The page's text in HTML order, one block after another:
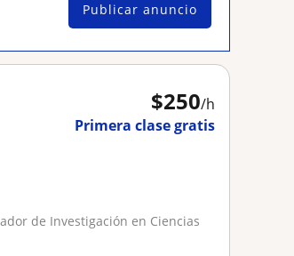
Publicar anuncio
$250/h
Primera clase gratis
de Investigación en Ciencias